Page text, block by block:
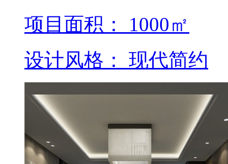
项目面积： 1000㎡
设计风格： 现代简约